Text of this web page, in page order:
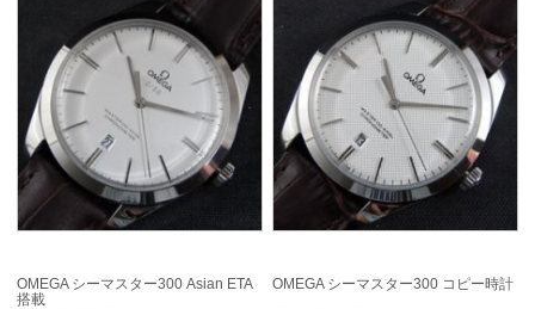
OMEGA シーマスター300 Asian ETA
搭載
OMEGA シーマスター300 コピー時計